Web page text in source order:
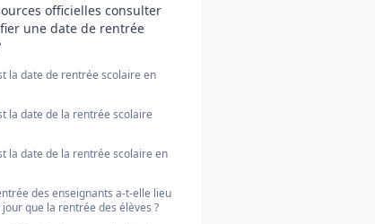
officielles consulter
une date de rentrée
la date de rentrée scolaire en
la date de la rentrée scolaire
la date de la rentrée scolaire en
des enseignants a-t-elle lieu
que la rentrée des élèves ?